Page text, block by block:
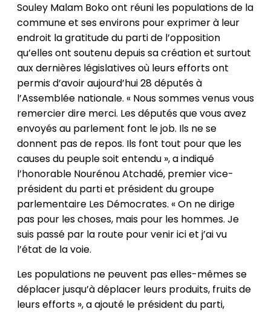
Souley Malam Boko ont réuni les populations de la
commune et ses environs pour exprimer à leur
endroit la gratitude du parti de l’opposition
qu’elles ont soutenu depuis sa création et surtout
aux dernières législatives où leurs efforts ont
permis d’avoir aujourd’hui 28 députés à
l’Assemblée nationale. « Nous sommes venus vous
remercier dire merci. Les députés que vous avez
envoyés au parlement font le job. Ils ne se
donnent pas de repos. Ils font tout pour que les
causes du peuple soit entendu », a indiqué
l’honorable Nourénou Atchadé, premier vice-
président du parti et président du groupe
parlementaire Les Démocrates. « On ne dirige
pas pour les choses, mais pour les hommes. Je
suis passé par la route pour venir ici et j’ai vu
l’état de la voie.
Les populations ne peuvent pas elles-mêmes se
déplacer jusqu’à déplacer leurs produits, fruits de
leurs efforts », a ajouté le président du parti,